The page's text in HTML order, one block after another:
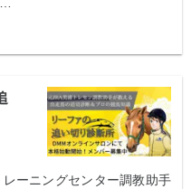
…
ーニングセンター調教助手